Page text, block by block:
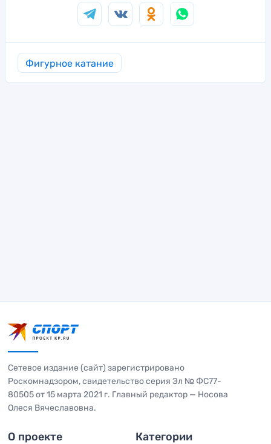
Фигурное катание
Сетевое издание (сайт) зарегистрировано
Роскомнадзором, свидетельство серия Эл № ФС77-
80505 от 15 марта 2021 г. Главный редактор — Носова
Олеся Вячеславовна.
О проекте Категории